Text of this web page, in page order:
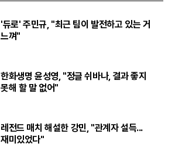
'듀로' 주민규, "최근 팀이 발전하고 있는 거
느껴"
한화생명 윤성영, "정글 쉬바나, 결과 좋지
못해 할 말 없어"
레전드 매치 해설한 강민, "관계자 설득...
재미있었다"